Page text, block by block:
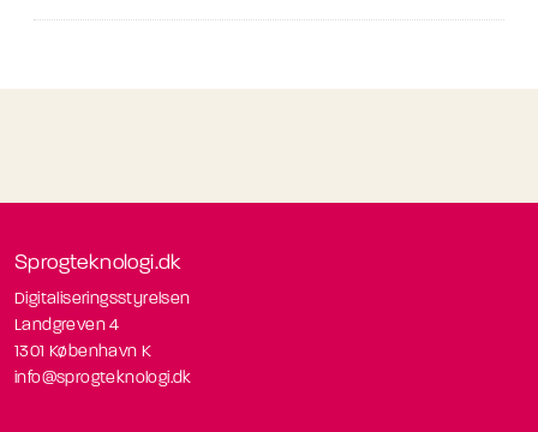
Sprogteknologi.dk
Digitaliseringsstyrelsen
Landgreven 4
1301 København K
info@sprogteknologi.dk